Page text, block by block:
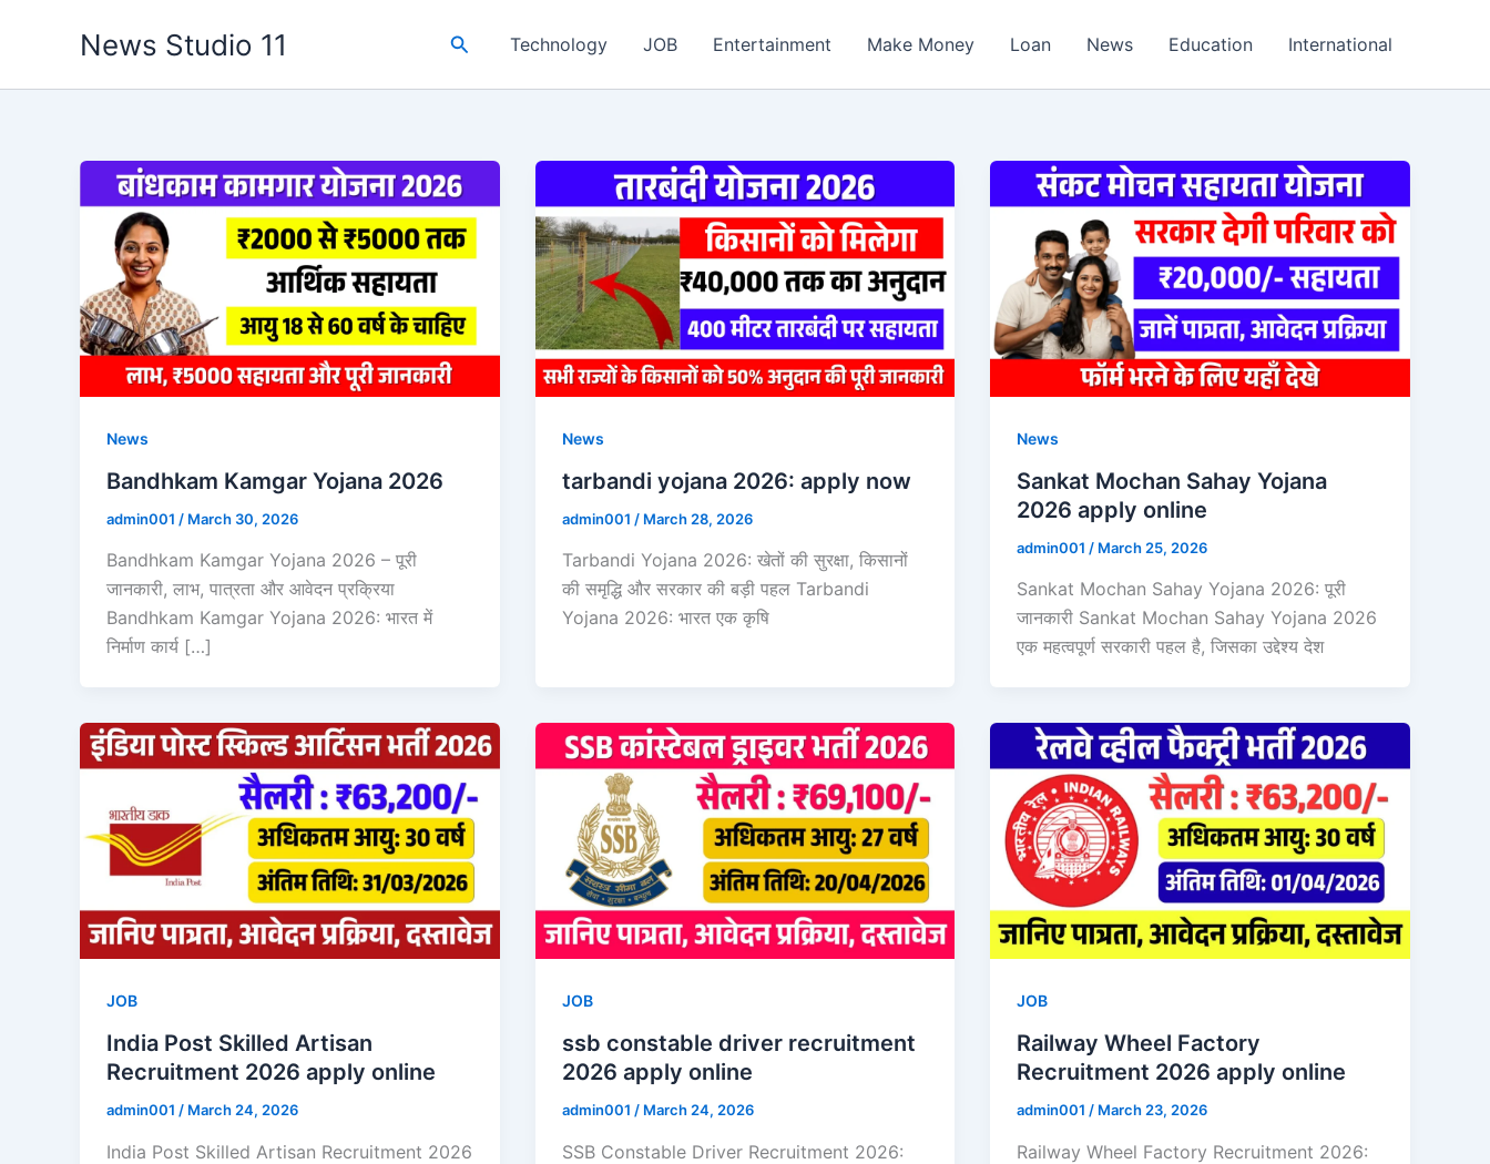
News Studio 11 SearchTechnology JOB Entertainment Make Money Loan News Education International
News
Bandhkam Kamgar Yojana 2026
admin001 / March 30, 2026
Bandhkam Kamgar Yojana 2026 – पूरी
जानकारी, लाभ, पात्रता और आवेदन प्रक्रिया
Bandhkam Kamgar Yojana 2026: भारत में
निर्माण कार्य […]
News
tarbandi yojana 2026: apply now
admin001 / March 28, 2026
Tarbandi Yojana 2026: खेतों की सुरक्षा, किसानों
की समृद्धि और सरकार की बड़ी पहल Tarbandi
Yojana 2026: भारत एक कृषि
News
Sankat Mochan Sahay Yojana
2026 apply online
admin001 / March 25, 2026
Sankat Mochan Sahay Yojana 2026: पूरी
जानकारी Sankat Mochan Sahay Yojana 2026
एक महत्वपूर्ण सरकारी पहल है, जिसका उद्देश्य देश
JOB
India Post Skilled Artisan
Recruitment 2026 apply online
admin001 / March 24, 2026
India Post Skilled Artisan Recruitment 2026
JOB
ssb constable driver recruitment
2026 apply online
admin001 / March 24, 2026
SSB Constable Driver Recruitment 2026:
JOB
Railway Wheel Factory
Recruitment 2026 apply online
admin001 / March 23, 2026
Railway Wheel Factory Recruitment 2026: